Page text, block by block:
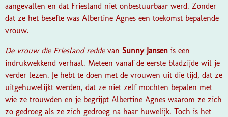
aangevallen en dat Friesland niet onbestuurbaar werd. Zonder
dat ze het besefte was Albertine Agnes een toekomst bepalende
vrouw.
De vrouw die Friesland reddevan Sunny Jansen is een
indrukwekkend verhaal. Meteen vanaf de eerste bladzijde wil je
verder lezen. Je hebt te doen met de vrouwen uit die tijd, dat ze
uitgehuwelijkt werden, dat ze niet zelf mochten bepalen met
wie ze trouwden en je begrijpt Albertine Agnes waarom ze zich
zo gedroeg als ze zich gedroeg na haar huwelijk. Toch is het